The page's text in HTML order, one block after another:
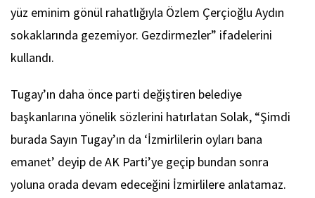
yüz eminim gönül rahatlığıyla Özlem Çerçioğlu Aydın
sokaklarında gezemiyor. Gezdirmezler” ifadelerini
kullandı.
Tugay’ın daha önce parti değiştiren belediye
başkanlarına yönelik sözlerini hatırlatan Solak, “Şimdi
burada Sayın Tugay’ın da ‘İzmirlilerin oyları bana
emanet’ deyip de AK Parti’ye geçip bundan sonra
yoluna orada devam edeceğini İzmirlilere anlatamaz.